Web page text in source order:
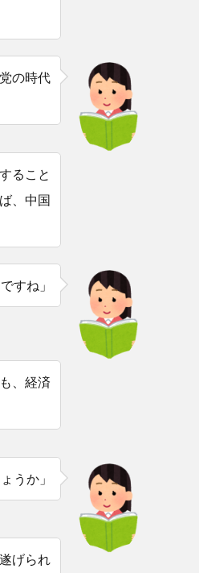
の時代
ること
、中国
すね」
、経済
うか」
げられ